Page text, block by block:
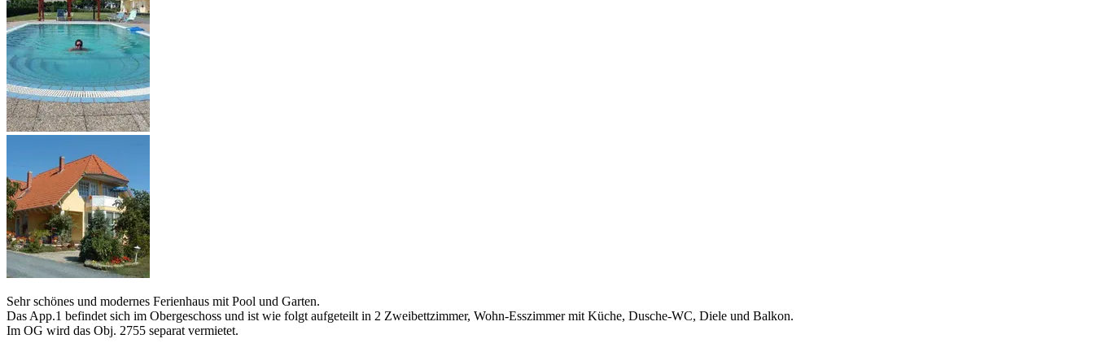
Sehr schönes und modernes Ferienhaus mit Pool und Garten.
Das App.1 befindet sich im Obergeschoss und ist wie folgt aufgeteilt in 2 Zweibettzimmer, Wohn-Esszimmer mit Küche, Dusche-WC, Diele und Balkon.
Im OG wird das Obj. 2755 separat vermietet.